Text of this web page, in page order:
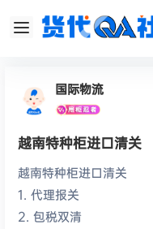
国际物流
越南特种柜进口清关
越南特种柜进口清关
1. 代理报关
2. 包税双清